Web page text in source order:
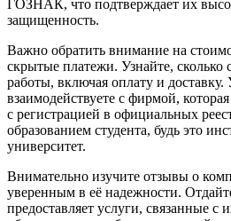
ГОЗНАК, что подтверждает их
защищенность.
Важно обратить внимание на
скрытые платежи. Узнайте, сколько
работы, включая оплату и доставку.
взаимодействуете с фирмой,
с регистрацией в официальных
образованием студента, будь это
университет.
Внимательно изучите отзывы о
уверенным в её надежности.
предоставляет услуги, связанные с